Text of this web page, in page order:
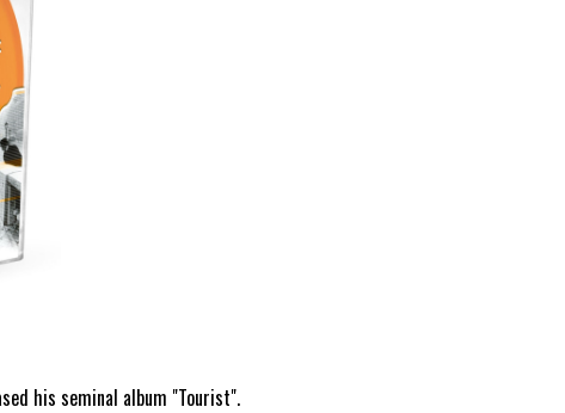
his seminal album "Tourist".